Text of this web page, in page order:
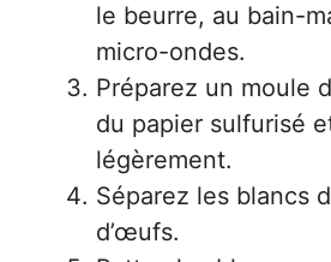
le beurre, au bain-
micro-ondes.
Préparez un moule
du papier sulfurisé
légèrement.
Séparez les blancs
d’œufs.